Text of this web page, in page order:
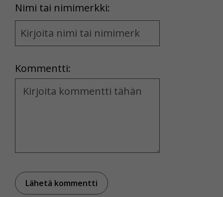
Nimi tai nimimerkki:
Name
and
Kommentti:
Kommentti